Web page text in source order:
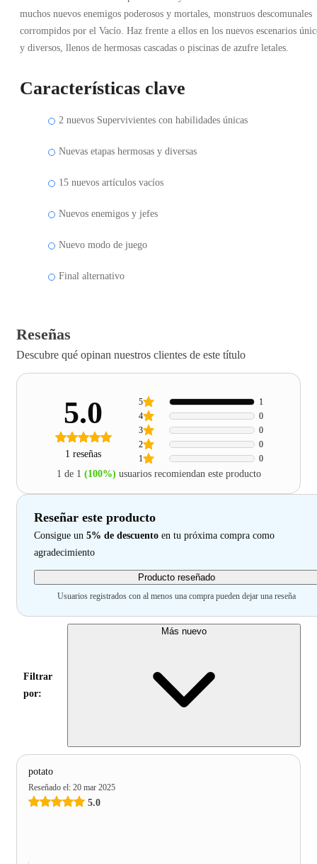
muchos nuevos enemigos poderosos y mortales, monstruos descomunales
corrompidos por el Vacío. Haz frente a ellos en los nuevos escenarios
y diversos, llenos de hermosas cascadas o piscinas de azufre letales.
Características clave
2 nuevos Supervivientes con habilidades únicas
Nuevas etapas hermosas y diversas
15 nuevos artículos vacíos
Nuevos enemigos y jefes
Nuevo modo de juego
Final alternativo
Reseñas
Descubre qué opinan nuestros clientes de este título
5.0
1 reseñas 1 0
2 0
3 0
4 0
5 1
1 de 1 (100%) usuarios recomiendan este producto
Reseñar este producto
Consigue un 5% de descuento en tu próxima compra como
agradecimiento
Producto reseñado
Usuarios registrados con al menos una compra pueden dejar una reseña
Filtrar
por:
Más nuevo
potato
Reseñado el: 20 mar 2025
5.0